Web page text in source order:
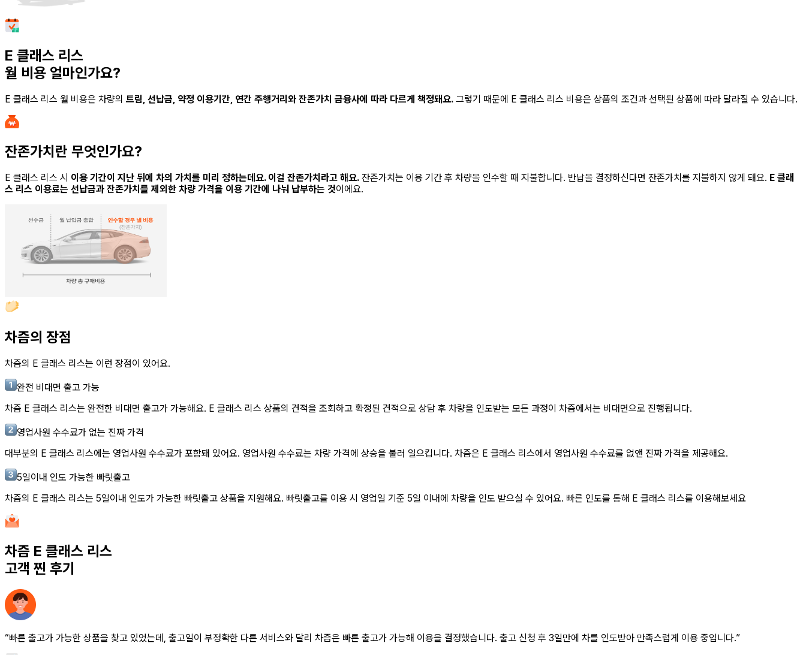
E 클래스 리스
월 비용 얼마인가요?
E 클래스 리스 월 비용은 차량의 트림, 선납금, 약정 이용기간, 연간 주행거리와 잔존가치 금융사에 따라 다르게 책정돼요. 그렇기 때문에 E 클래스 리스 비용은 상품의 조건과 선택된 상품에 따라 달라질 수 있습니다.
잔존가치란 무엇인가요?
E 클래스 리스 시 이용 기간이 지난 뒤에 차의 가치를 미리 정하는데요. 이걸 잔존가치라고 해요. 잔존가치는 이용 기간 후 차량을 인수할 때 지불합니다. 반납을 결정하신다면 잔존가치를 지불하지 않게 돼요. E 클래
스 리스 이용료는 선납금과 잔존가치를 제외한 차량 가격을 이용 기간에 나눠 납부하는 것이에요.
차즘의 장점
차즘의 E 클래스 리스는 이런 장점이 있어요.
완전 비대면 출고 가능
차즘 E 클래스 리스는 완전한 비대면 출고가 가능해요. E 클래스 리스 상품의 견적을 조회하고 확정된 견적으로 상담 후 차량을 인도받는 모든 과정이 차즘에서는 비대면으로 진행됩니다.
영업사원 수수료가 없는 진짜 가격
대부분의 E 클래스 리스에는 영업사원 수수료가 포함돼 있어요. 영업사원 수수료는 차량 가격에 상승을 불러 일으킵니다. 차즘은 E 클래스 리스에서 영업사원 수수료를 없앤 진짜 가격을 제공해요.
5일이내 인도 가능한 빠릿출고
차즘의 E 클래스 리스는 5일이내 인도가 가능한 빠릿출고 상품을 지원해요. 빠릿출고를 이용 시 영업일 기준 5일 이내에 차량을 인도 받으실 수 있어요. 빠른 인도를 통해 E 클래스 리스를 이용해보세요
차즘 E 클래스 리스
고객 찐 후기
“빠른 출고가 가능한 상품을 찾고 있었는데, 출고일이 부정확한 다른 서비스와 달리 차즘은 빠른 출고가 가능해 이용을 결정했습니다. 출고 신청 후 3일만에 차를 인도받아 만족스럽게 이용 중입니다.”